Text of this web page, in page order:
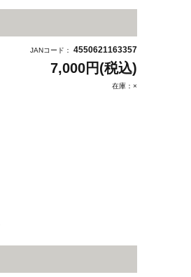
JANコード： 4550621163357
7,000円(税込)
在庫：×